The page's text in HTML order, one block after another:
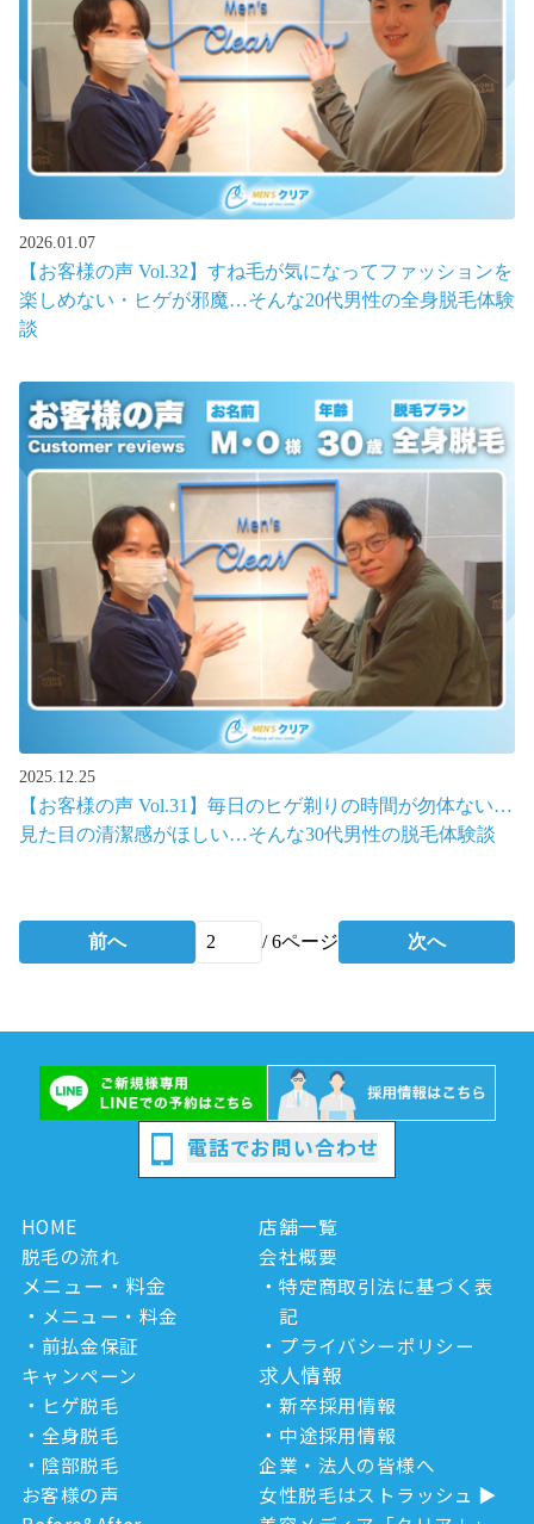
2026.01.07
【お客様の声 Vol.32】すね毛が気になってファッションを
楽しめない・ヒゲが邪魔…そんな20代男性の全身脱毛体験
談
2025.12.25
【お客様の声 Vol.31】毎日のヒゲ剃りの時間が勿体ない…
見た目の清潔感がほしい…そんな30代男性の脱毛体験談
前へ /6ページ 次へ
電話でお問い合わせ
HOME
脱毛の流れ
メニュー・料金
メニュー・料金
前払金保証
キャンペーン
ヒゲ脱毛
全身脱毛
陰部脱毛
お客様の声
店舗一覧
会社概要
特定商取引法に基づく表
記
プライバシーポリシー
求人情報
新卒採用情報
中途採用情報
企業・法人の皆様へ
女性脱毛はストラッシュ